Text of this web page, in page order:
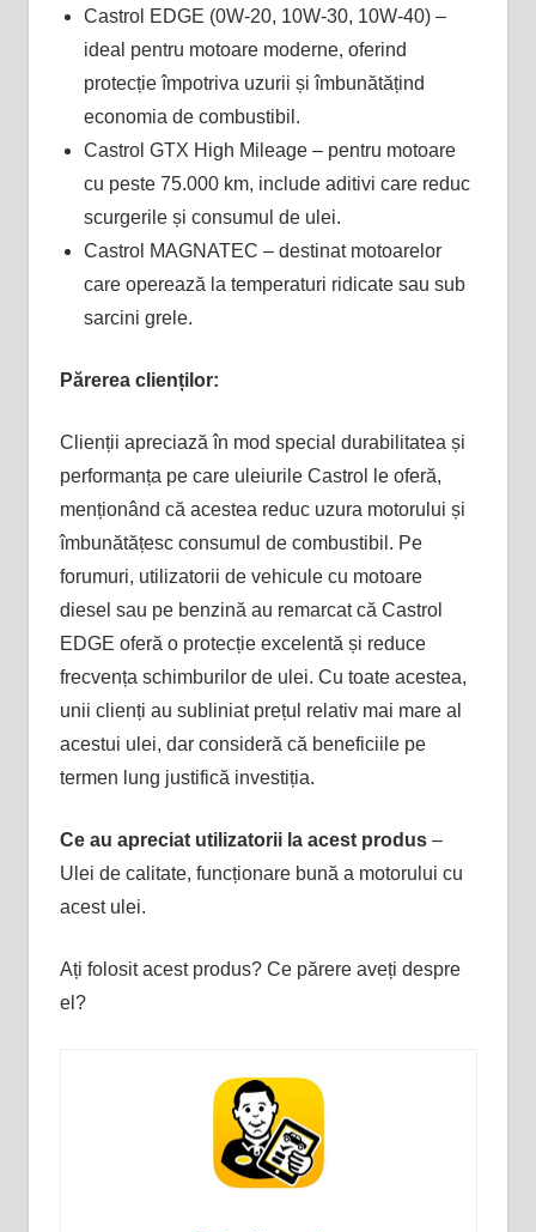
Castrol EDGE (0W-20, 10W-30, 10W-40) –
ideal pentru motoare moderne, oferind
protecție împotriva uzurii și îmbunătățind
economia de combustibil.
Castrol GTX High Mileage – pentru motoare
cu peste 75.000 km, include aditivi care reduc
scurgerile și consumul de ulei​.
Castrol MAGNATEC – destinat motoarelor
care operează la temperaturi ridicate sau sub
sarcini grele​.
Părerea clienților:
Clienții apreciază în mod special durabilitatea și
performanța pe care uleiurile Castrol le oferă,
menționând că acestea reduc uzura motorului și
îmbunătățesc consumul de combustibil. Pe
forumuri, utilizatorii de vehicule cu motoare
diesel sau pe benzină au remarcat că Castrol
EDGE oferă o protecție excelentă și reduce
frecvența schimburilor de ulei. Cu toate acestea,
unii clienți au subliniat prețul relativ mai mare al
acestui ulei, dar consideră că beneficiile pe
termen lung justifică investiția​.
Ce au apreciat utilizatorii la acest produs–
Ulei de calitate, funcționare bună a motorului cu
acest ulei.
Ați folosit acest produs? Ce părere aveți despre
el?